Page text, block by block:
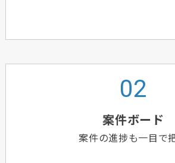
案件ボード
案件の進捗も一目で